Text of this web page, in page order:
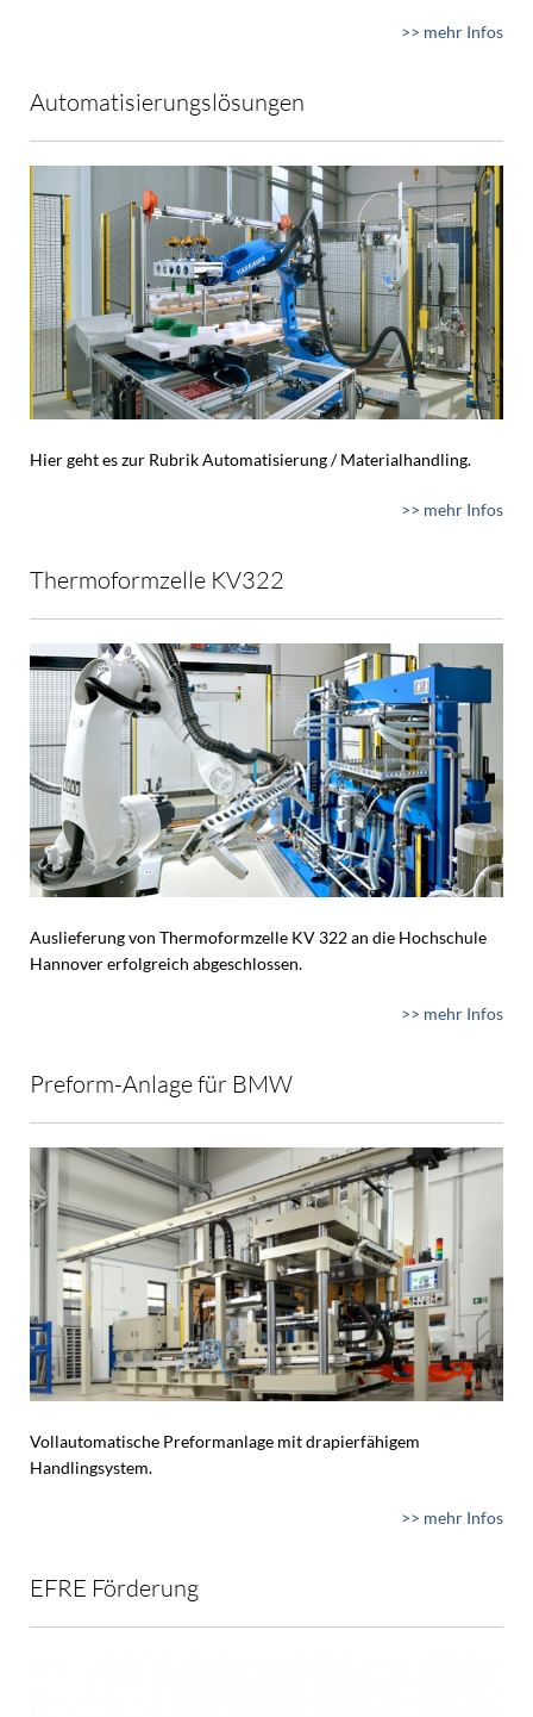
>> mehr Infos
Automatisierungslösungen
Hier geht es zur Rubrik Automatisierung / Materialhandling.
>> mehr Infos
Thermoformzelle KV322
Auslieferung von Thermoformzelle KV 322 an die Hochschule
Hannover erfolgreich abgeschlossen.
>> mehr Infos
Preform-Anlage für BMW
Vollautomatische Preformanlage mit drapierfähigem
Handlingsystem.
>> mehr Infos
EFRE Förderung